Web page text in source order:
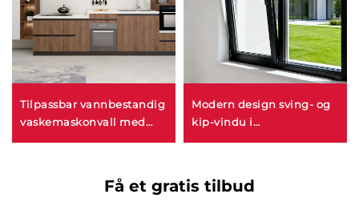
Tilpassbar vannbestandig
vaskemaskonvall med
Modern design sving- og
kip-vindu i
ekstra smal ramme for
Få et gratis tilbud